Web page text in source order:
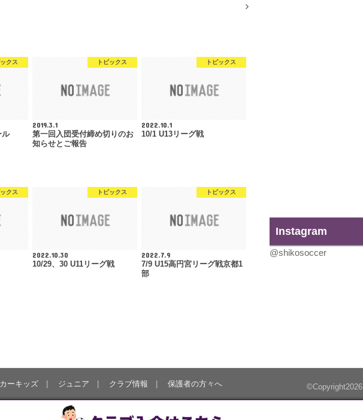
ックス
ル
トピックス
2019.3.1
第一回入団受付締め切りのお
知らせとご報告
トピックス
2022.10.1
10/1 U13リーグ戦
ックス トピックス
2022.10.30
10/29、30 U11リーグ戦
トピックス
2022.7.9
7/9 U15高円宮リーグ戦京都1
部
Instagram
@shikosoccer
ーキッズ ジュニア クラブ情報 保護者の方々へ ©Copyright2026